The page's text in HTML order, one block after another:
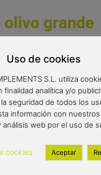
olivo grande
a la gallega…
Uso de cookies
S.L. utiliza
analítica y/o
seguridad de todos los
información con
análisis web por el uso de
cookies Aceptar